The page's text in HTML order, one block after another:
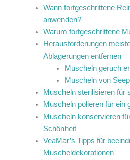
Wann fortgeschrittene
anwenden?
Warum fortgeschrittene
Herausforderungen
Ablagerungen entfernen
Muscheln geruch
Muscheln von
Muscheln sterilisieren für
Muscheln polieren für ein
Muscheln konservieren
Schönheit
VeaMar’s Tipps für
Muscheldekorationen